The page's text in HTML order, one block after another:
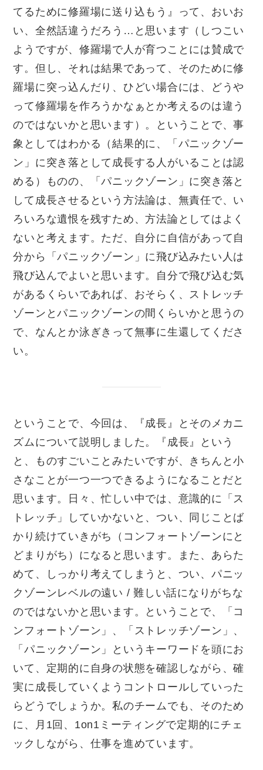
てるために修羅場に送り込もう』って、おいお
い、全然話違うだろう … と思います（しつこい
ようですが、修羅場で人が育つことには賛成で
す。但し、それは結果であって、そのために修
羅場に突っ込んだり、ひどい場合には、どうや
って修羅場を作ろうかなぁとか考えるのは違う
のではないかと思います）。ということで、事
象としてはわかる（結果的に、「パニックゾー
ン」に突き落として成長する人がいることは認
める）ものの、「パニックゾーン」に突き落と
して成長させるという方法論は、無責任で、い
ろいろな遺恨を残すため、方法論としてはよく
ないと考えます。ただ、自分に自信があって自
分から「パニックゾーン」に飛び込みたい人は
飛び込んでよいと思います。自分で飛び込む気
があるくらいであれば、おそらく、ストレッチ
ゾーンとパニックゾーンの間くらいかと思うの
で、なんとか泳ぎきって無事に生還してくださ
い。
ということで、今回は、『成長』とそのメカニ
ズムについて説明しました。『成長』という
と、ものすごいことみたいですが、きちんと小
さなことが一つ一つできるようになることだと
思います。日々、忙しい中では、意識的に「ス
トレッチ」していかないと、つい、同じことば
かり続けていきがち（コンフォートゾーンにと
どまりがち）になると思います。また、あらた
めて、しっかり考えてしまうと、つい、パニッ
クゾーンレベルの遠い /難しい話になりがちな
のではないかと思います。ということで、「コ
ンフォートゾーン」、「ストレッチゾーン」、
「パニックゾーン」というキーワードを頭にお
いて、定期的に自身の状態を確認しながら、確
実に成長していくようコントロールしていった
らどうでしょうか。私のチームでも、そのため
に、月 1回、 1on1 ミーティングで定期的にチェ
ックしながら、仕事を進めています。